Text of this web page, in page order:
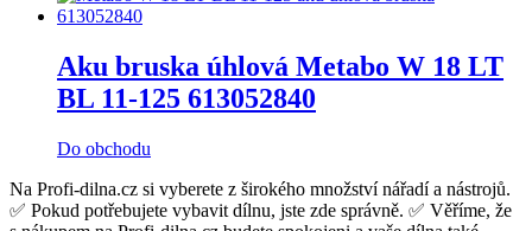
Aku bruska úhlová Metabo W 18 LT
BL 11-125 613052840
Do obchodu
Na Profi-dilna.cz si vyberete z širokého množství nářadí a nástrojů.
✅ Pokud potřebujete vybavit dílnu, jste zde správně. ✅ Věříme, že